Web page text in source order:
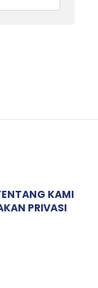
KAMI
PRIVASI